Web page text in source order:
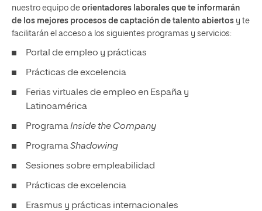
nuestro equipo de orientadores laborales que te informarán
de los mejores procesos de captación de talento abiertos y te
facilitarán el acceso a los siguientes programas y servicios:
Portal de empleo y prácticas
Prácticas de excelencia
Ferias virtuales de empleo en España y
Latinoamérica
ProgramaInside the Company
ProgramaShadowing
Sesiones sobre empleabilidad
Prácticas de excelencia
Erasmus y prácticas internacionales